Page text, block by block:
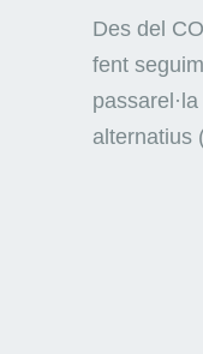
Des del
fent
alternatius